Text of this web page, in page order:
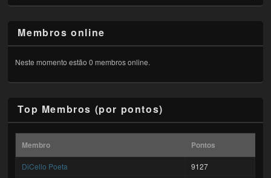
Membros online
Neste momento estão 0 membros online.
Top Membros (por pontos)
Membro Pontos
DiCello Poeta
9127